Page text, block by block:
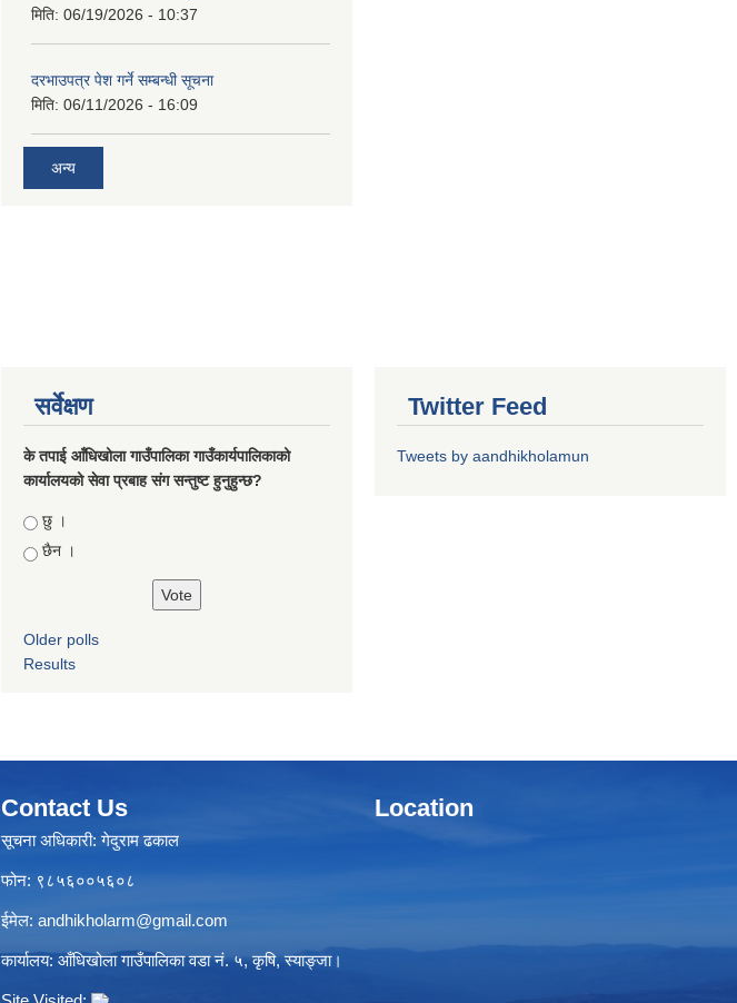
मिति: 06/19/2026 - 10:37
दरभाउपत्र पेश गर्ने सम्बन्धी सूचना
मिति: 06/11/2026 - 16:09
अन्य
सर्वेक्षण
के तपाई आँधिखोला गाउँपालिका गाउँकार्यपालिकाको
कार्यालयको सेवा प्रबाह संग सन्तुष्ट हुनुहुन्छ?
Choices
छु ।
छैन ।
Older polls
Results
Twitter Feed
Tweets by aandhikholamun
Contact Us
सूचना अधिकारी: गेदुराम ढकाल
फोन: ९८५६००५६०८
ईमेल: andhikholarm@gmail.com
कार्यालय: आँधिखोला गाउँपालिका वडा नं. ५, कृषि, स्याङ्जा।
Location